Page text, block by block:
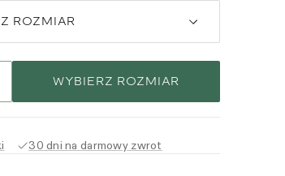
ROZMIAR
WYBIERZ ROZMIAR
30 dni na darmowy zwrot